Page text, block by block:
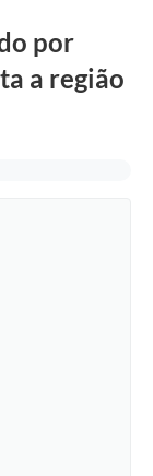
por
a região